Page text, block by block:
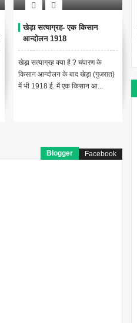
खेड़ा सत्याग्रह- एक किसान
आन्दोलन 1918
खेड़ा सत्याग्रह क्या है ? चंपारण के
किसान आन्दोलन के बाद खेड़ा (गुजरात)
में भी 1918 ई. में एक किसान आ...
Blogger Facebook